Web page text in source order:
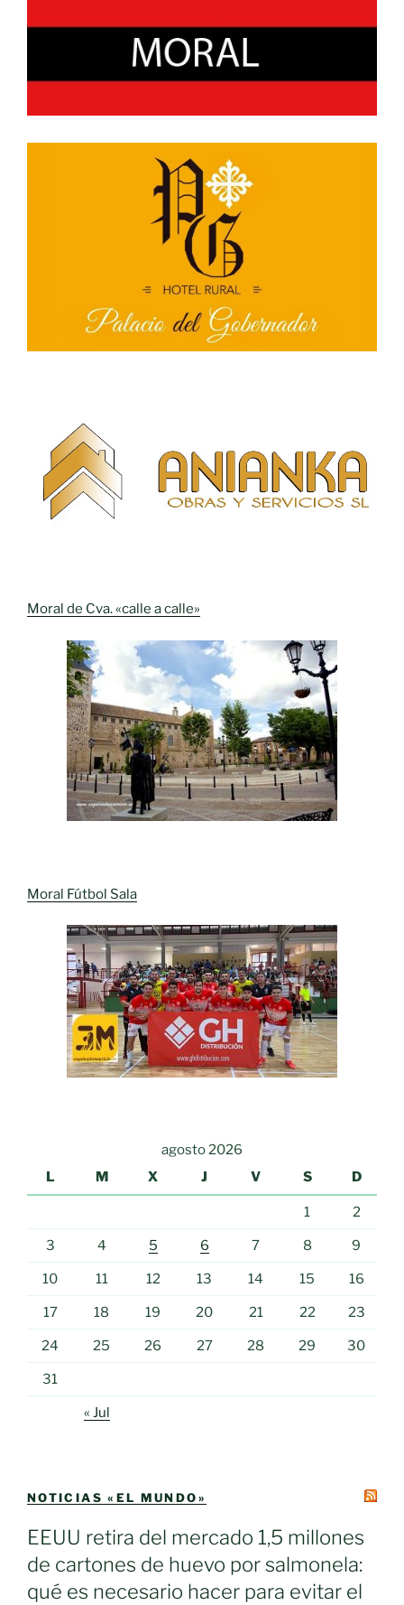
Moral de Cva. «calle a calle»
Moral Fútbol Sala
agosto 2026
L
M X J V S D
1 2
3 4 5 6 7 8 9
10 11 12 13 14 15 16
17 18 19 20 21 22 23
24 25 26 27 28 29 30
31
« Jul
NOTICIAS «EL MUNDO»
EEUU retira del mercado 1,5 millones
de cartones de huevo por salmonela:
qué es necesario hacer para evitar el